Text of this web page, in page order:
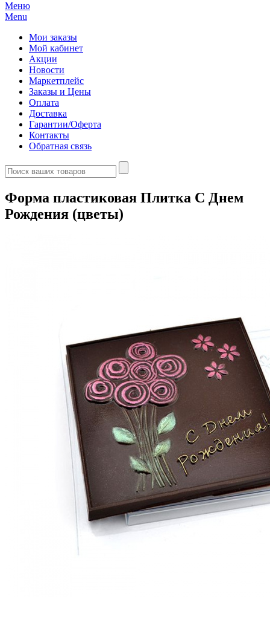
Меню
Menu
Мои заказы
Мой кабинет
Акции
Новости
Маркетплейс
Заказы и Цены
Оплата
Доставка
Гарантии/Оферта
Контакты
Обратная связь
Форма пластиковая Плитка С Днем
Рождения (цветы)